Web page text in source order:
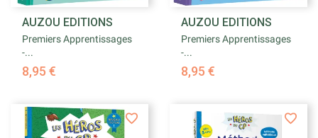
AUZOU EDITIONS
Premiers Apprentissages
-...
8,95 €
AUZOU EDITIONS
Premiers Apprentissages
-...
8,95 €